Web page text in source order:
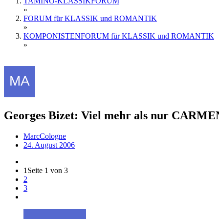
»
FORUM für KLASSIK und ROMANTIK
»
KOMPONISTENFORUM für KLASSIK und ROMANTIK
»
Georges Bizet: Viel mehr als nur
MarcCologne
24. August 2006
1 Seite 1 von 3
2
3